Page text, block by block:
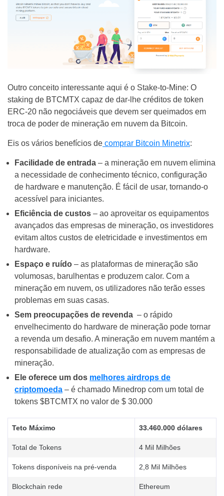
Outro conceito interessante aqui é o Stake-to-Mine: O
staking de BTCMTX capaz de dar-lhe créditos de token
ERC-20 não negociáveis que devem ser queimados em
troca de poder de mineração em nuvem da Bitcoin.
Eis os vários benefícios de comprar Bitcoin Minetrix:
Facilidade de entrada – a mineração em nuvem elimina
a necessidade de conhecimento técnico, configuração
de hardware e manutenção. É fácil de usar, tornando-o
acessível para iniciantes.
Eficiência de custos – ao aproveitar os equipamentos
avançados das empresas de mineração, os investidores
evitam altos custos de eletricidade e investimentos em
hardware.
Espaço e ruído – as plataformas de mineração são
volumosas, barulhentas e produzem calor. Com a
mineração em nuvem, os utilizadores não terão esses
problemas em suas casas.
Sem preocupações de revenda – o rápido
envelhecimento do hardware de mineração pode tornar
a revenda um desafio. A mineração em nuvem mantém a
responsabilidade de atualização com as empresas de
mineração.
Ele oferece um dos melhores airdrops de
criptomoeda – é chamado Minedrop com um total de
tokens $BTCMTX no valor de $ 30.000
Teto Máximo 33.460.000 dólares
Total de Tokens 4 Mil Milhões
Tokens disponíveis na pré-venda 2,8 Mil Milhões
Blockchain rede Ethereum